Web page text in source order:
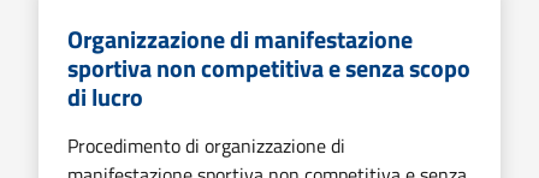
Organizzazione di manifestazione
sportiva non competitiva e senza scopo
di lucro
Procedimento di organizzazione di